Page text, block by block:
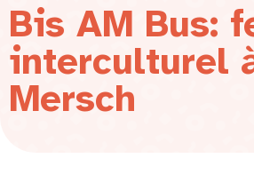
Bis AM Bus:
interculturel
Mersch